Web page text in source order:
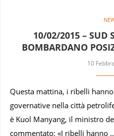
10/02/2015 – SUD
BOMBARDANO
10
Questa mattina, i ribelli
governative nella città
è Kuol Manyang, il ministro
commentato: «I ribelli hanno